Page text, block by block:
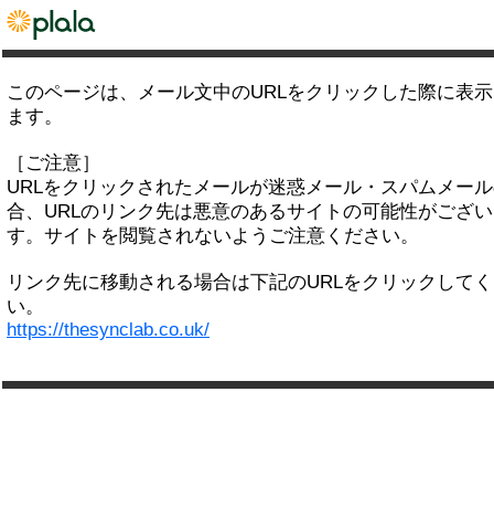
このページは、メール文中のURLをクリックした際に表
ます。
［ご注意］
URLをクリックされたメールが迷惑メール・スパムメー
合、URLのリンク先は悪意のあるサイトの可能性がござ
す。サイトを閲覧されないようご注意ください。
リンク先に移動される場合は下記のURLをクリックして
い。
https://thesynclab.co.uk/